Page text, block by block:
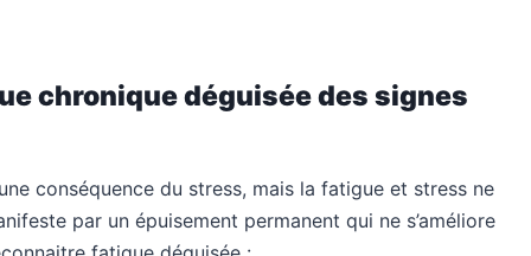
chronique déguisée des signes
conséquence du stress, mais la fatigue et stress ne
par un épuisement permanent qui ne s’améliore